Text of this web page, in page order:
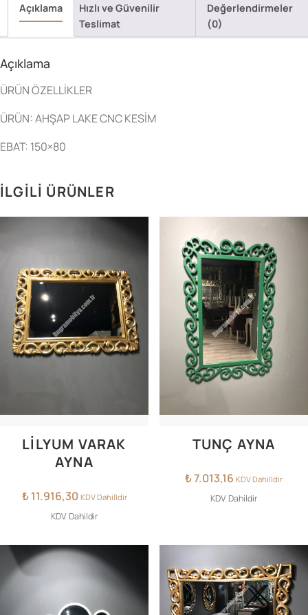
Açıklama
Hızlı ve Güvenilir
Teslimat
Değerlendirmeler
(0)
Açıklama
ÜRÜN ÖZELLİKLER
ÜRÜN: AHŞAP LAKE CNC KESİM
EBAT: 150×80
İLGILI ÜRÜNLER
LİLYUM VARAK
AYNA
₺11.916,30 KDV Dahilldir
KDV Dahildir
TUNÇ AYNA
₺7.013,16 KDV Dahilldir
KDV Dahildir